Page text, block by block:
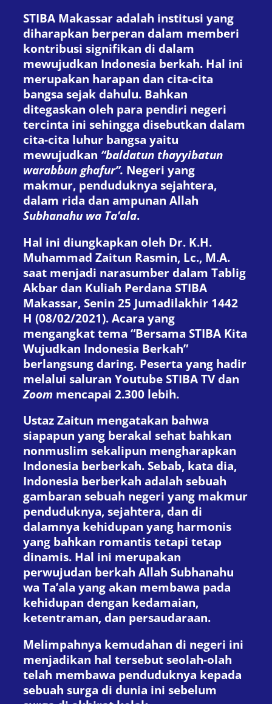
STIBA Makassar adalah institusi yang
diharapkan berperan dalam memberi
kontribusi signifikan di dalam
mewujudkan Indonesia berkah. Hal ini
merupakan harapan dan cita-cita
bangsa sejak dahulu. Bahkan
ditegaskan oleh para pendiri negeri
tercinta ini sehingga disebutkan dalam
cita-cita luhur bangsa yaitu
mewujudkan “baldatun thayyibatun
warabbun ghafur”. Negeri yang
makmur, penduduknya sejahtera,
dalam rida dan ampunan Allah
Subhanahu wa Ta’ala.
Hal ini diungkapkan oleh Dr. K.H.
Muhammad Zaitun Rasmin, Lc., M.A.
saat menjadi narasumber dalam Tablig
Akbar dan Kuliah Perdana STIBA
Makassar, Senin 25 Jumadilakhir 1442
H (08/02/2021). Acara yang
mengangkat tema “Bersama STIBA Kita
Wujudkan Indonesia Berkah”
berlangsung daring. Peserta yang hadir
melalui saluran Youtube STIBA TV dan
Zoom mencapai 2.300 lebih.
Ustaz Zaitun mengatakan bahwa
siapapun yang berakal sehat bahkan
nonmuslim sekalipun mengharapkan
Indonesia berberkah. Sebab, kata dia,
Indonesia berberkah adalah sebuah
gambaran sebuah negeri yang makmur
penduduknya, sejahtera, dan di
dalamnya kehidupan yang harmonis
yang bahkan romantis tetapi tetap
dinamis. Hal ini merupakan
perwujudan berkah Allah Subhanahu
wa Ta’ala yang akan membawa pada
kehidupan dengan kedamaian,
ketentraman, dan persaudaraan.
Melimpahnya kemudahan di negeri ini
menjadikan hal tersebut seolah-olah
telah membawa penduduknya kepada
sebuah surga di dunia ini sebelum